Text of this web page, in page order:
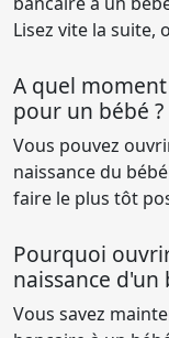
Lisez vite la suite,
A quel
pour un bébé ?
Vous pouvez
naissance du
faire le plus tôt
Pourquoi
naissance d'un
Vous savez